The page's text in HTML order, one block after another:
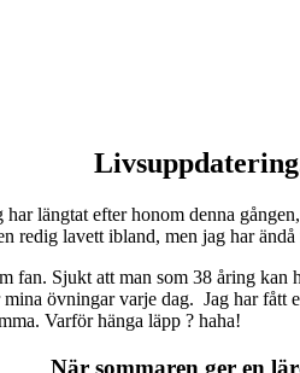
längtat efter honom denna
redig lavett ibland, men jag har
fan. Sjukt att man som 38 åring
övningar varje dag. Jag har
Varför hänga läpp ? haha!
När sommaren ger en